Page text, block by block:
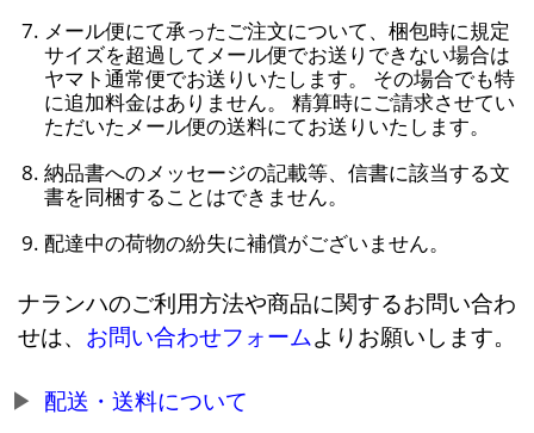
メール便にて承ったご注文について、梱包時に規定
サイズを超過してメール便でお送りできない場合は
ヤマト通常便でお送りいたします。 その場合でも特
に追加料金はありません。 精算時にご請求させてい
ただいたメール便の送料にてお送りいたします。
納品書へのメッセージの記載等、信書に該当する文
書を同梱することはできません。
配達中の荷物の紛失に補償がございません。
ナランハのご利用方法や商品に関するお問い合わ
せは、 お問い合わせフォームよりお願いします。
配送・送料について